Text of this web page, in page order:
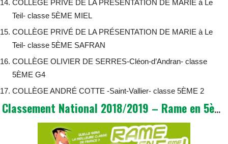
COLLÈGE PRIVÉ DE LA PRÉSENTATION DE MARIE à Le
Teil- classe 5ÈME MIEL
COLLÈGE PRIVÉ DE LA PRÉSENTATION DE MARIE à Le
Teil- classe 5ÈME SAFRAN
COLLÈGE OLIVIER DE SERRES-Cléon-d’Andran- classe
5ÈME G4
COLLÈGE ANDRÉ COTTE -Saint-Vallier- classe 5ÈME 2
Classement National 2018/2019 – Rame en 5ème